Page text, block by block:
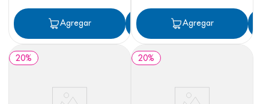
Agregar Agregar
Agregar
20% 20%